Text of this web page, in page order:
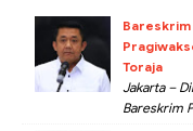
Bareskrim
Toraja
Jakarta –
Bareskrim